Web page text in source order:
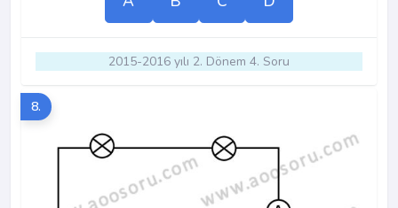
2015-2016 yılı 2. Dönem 4. Soru
8.